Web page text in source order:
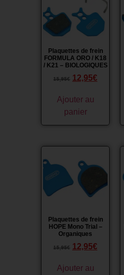
Plaquettes de frein
FORMULA ORO / K18
/ K21 – BIOLOGIQUES
15,95€ 12,95€
Ajouter au
panier
Plaquettes de frein
HOPE Mono Trial –
Organiques
15,95€ 12,95€
Ajouter au